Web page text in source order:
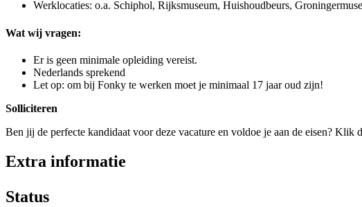
Werklocaties: o.a. Schiphol, Rijksmuseum, Huishoudbeurs,
Wat wij vragen:
Er is geen minimale opleiding vereist.
Nederlands sprekend
Let op: om bij Fonky te werken moet je minimaal 17 jaar oud zijn!
Solliciteren
Ben jij de perfecte kandidaat voor deze vacature en voldoe je aan de eisen?
Extra informatie
Status